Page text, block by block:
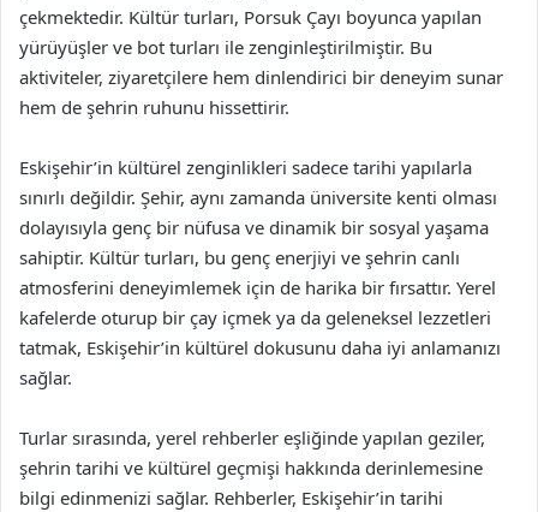
çekmektedir. Kültür turları, Porsuk Çayı boyunca yapılan
yürüyüşler ve bot turları ile zenginleştirilmiştir. Bu
aktiviteler, ziyaretçilere hem dinlendirici bir deneyim sunar
hem de şehrin ruhunu hissettirir.
Eskişehir’in kültürel zenginlikleri sadece tarihi yapılarla
sınırlı değildir. Şehir, aynı zamanda üniversite kenti olması
dolayısıyla genç bir nüfusa ve dinamik bir sosyal yaşama
sahiptir. Kültür turları, bu genç enerjiyi ve şehrin canlı
atmosferini deneyimlemek için de harika bir fırsattır. Yerel
kafelerde oturup bir çay içmek ya da geleneksel lezzetleri
tatmak, Eskişehir’in kültürel dokusunu daha iyi anlamanızı
sağlar.
Turlar sırasında, yerel rehberler eşliğinde yapılan geziler,
şehrin tarihi ve kültürel geçmişi hakkında derinlemesine
bilgi edinmenizi sağlar. Rehberler, Eskişehir’in tarihi